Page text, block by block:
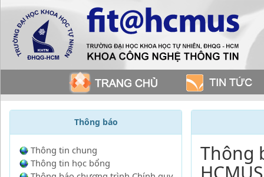
Thông báo
Thông tin chung
Thông tin học bổng
Thông